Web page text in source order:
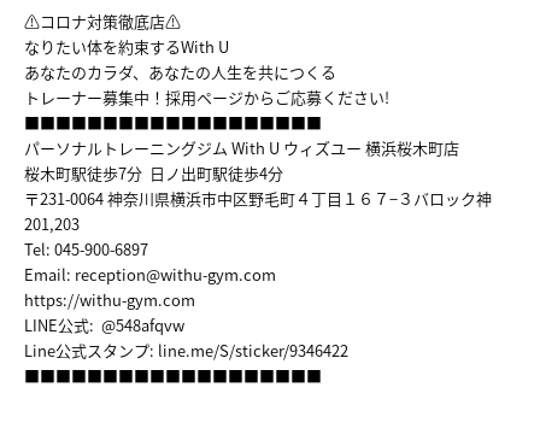
ACCESS
COUNSELING&CONTTACT
⚠コロナ対策徹底店⚠
なりたい体を約束するWith U
あなたのカラダ、あなたの人生を共につくる
トレーナー募集中！採用ページからご応募ください!
■■■■■■■■■■■■■■■■■■■
パーソナルトレーニングジム With U ウィズユー 横浜桜木町店
桜木町駅徒歩7分 日ノ出町駅徒歩4分
〒231-0064 神奈川県横浜市中区野毛町４丁目１６７−３バロック神
201,203
Tel: 045-900-6897
Email: reception@withu-gym.com
https://withu-gym.com
LINE公式: @548afqvw
Line公式スタンプ: line.me/S/sticker/9346422
■■■■■■■■■■■■■■■■■■■